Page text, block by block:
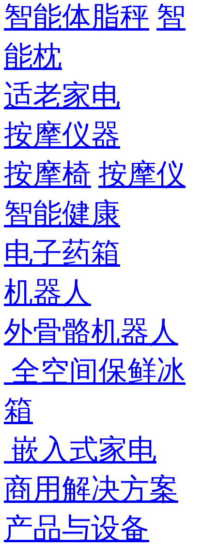
智能体脂秤 智
能枕
适老家电
按摩仪器
按摩椅 按摩仪
智能健康
电子药箱
机器人
外骨骼机器人
全空间保鲜冰
箱
嵌入式家电
商用解决方案
产品与设备